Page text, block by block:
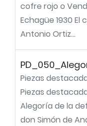
cofre rojo o
Echagüe 1930
Antonio Ortiz...
Piezas
Piezas
Alegoría de la
don Simón de